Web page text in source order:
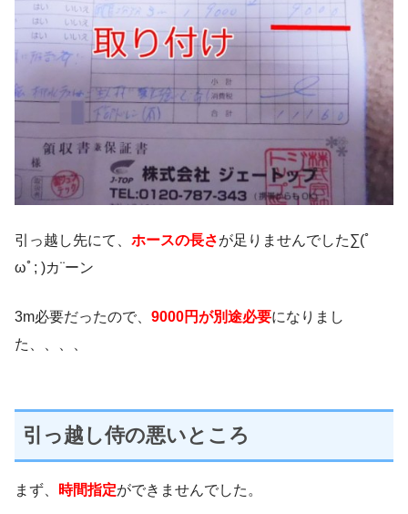
引っ越し先にて、 ホースの長さが足りませんでした∑(ﾟ
ωﾟ; )カ¨ーン
3m必要だったので、 9000円が別途必要になりまし
た、、、、
引っ越し侍の悪いところ
まず、 時間指定ができませんでした。